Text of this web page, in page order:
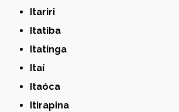
Itariri
Itatiba
Itatinga
Itaí
Itaóca
Itirapina